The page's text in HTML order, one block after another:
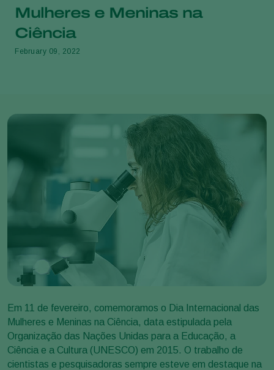
Mulheres e Meninas na
Ciência
February 09, 2022
Em 11 de fevereiro, comemoramos o Dia Internacional das
Mulheres e Meninas na Ciência, data estipulada pela
Organização das Nações Unidas para a Educação, a
Ciência e a Cultura (UNESCO) em 2015. O trabalho de
cientistas e pesquisadoras sempre esteve em destaque na